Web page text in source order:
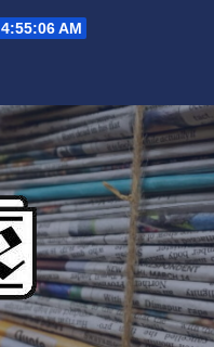
4:55:07 AM